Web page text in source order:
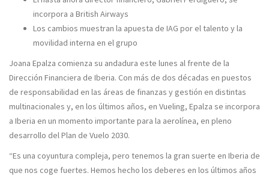
incorpora a British Airways
Los cambios muestran la apuesta de IAG por el talento y la
movilidad interna en el grupo
Joana Epalza comienza su andadura este lunes al frente de la
Dirección Financiera de Iberia. Con más de dos décadas en puestos
de responsabilidad en las áreas de finanzas y gestión en distintas
multinacionales y, en los últimos años, en Vueling, Epalza se incorpora
a Iberia en un momento importante para la aerolínea, en pleno
desarrollo del Plan de Vuelo 2030.
“Es una coyuntura compleja, pero tenemos la gran suerte en Iberia de
que nos coge fuertes. Hemos hecho los deberes en los últimos años